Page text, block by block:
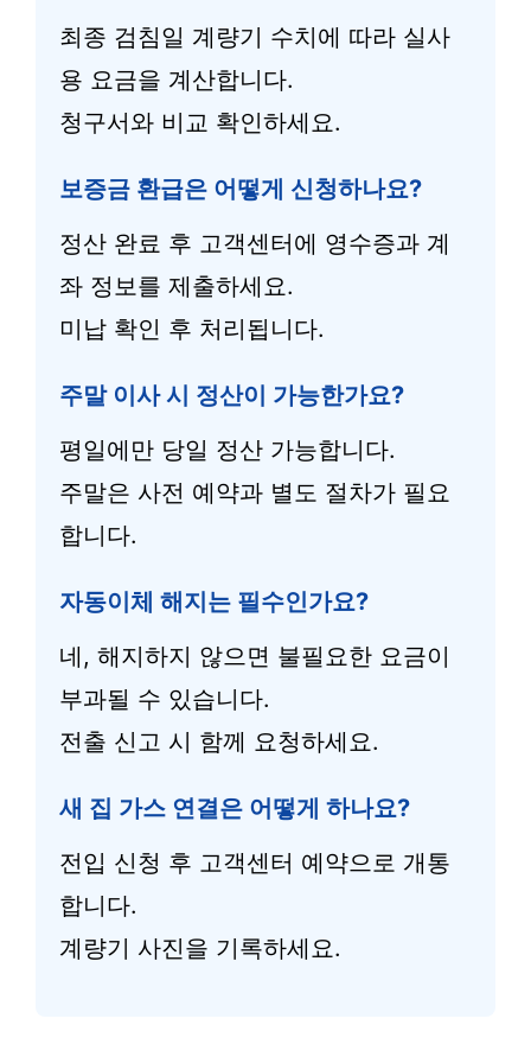
최종 검침일 계량기 수치에 따라 실사
용 요금을 계산합니다.
청구서와 비교 확인하세요.
보증금 환급은 어떻게 신청하나요?
정산 완료 후 고객센터에 영수증과 계
좌 정보를 제출하세요.
미납 확인 후 처리됩니다.
주말 이사 시 정산이 가능한가요?
평일에만 당일 정산 가능합니다.
주말은 사전 예약과 별도 절차가 필요
합니다.
자동이체 해지는 필수인가요?
네, 해지하지 않으면 불필요한 요금이
부과될 수 있습니다.
전출 신고 시 함께 요청하세요.
새 집 가스 연결은 어떻게 하나요?
전입 신청 후 고객센터 예약으로 개통
합니다.
계량기 사진을 기록하세요.